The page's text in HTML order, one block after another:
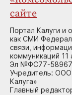
сайте
Портал Калуги и
как СМИ
связи,
коммуникаций 11
Эл №ФС77-58967
Учредитель: ООО
Калуга»
Главный